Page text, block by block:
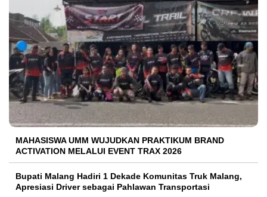
MAHASISWA UMM WUJUDKAN PRAKTIKUM BRAND
ACTIVATION MELALUI EVENT TRAX 2026
Bupati Malang Hadiri 1 Dekade Komunitas Truk Malang,
Apresiasi Driver sebagai Pahlawan Transportasi